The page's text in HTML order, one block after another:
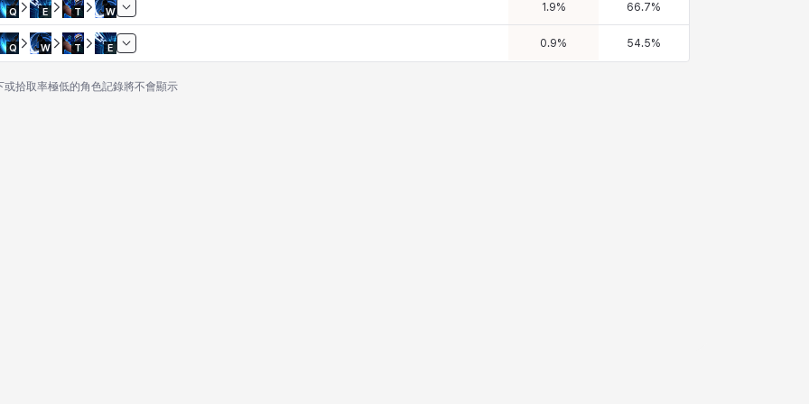
Q E T W 1.9% 66.7%
Q W T E 0.9% 54.5%
或拾取率極低的角色記錄將不會顯示